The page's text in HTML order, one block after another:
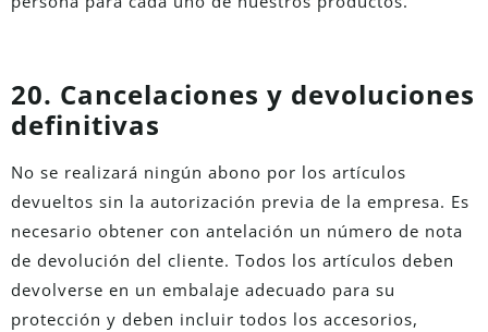
20. Cancelaciones y devoluciones
definitivas
No se realizará ningún abono por los artículos
devueltos sin la autorización previa de la empresa. Es
necesario obtener con antelación un número de nota
de devolución del cliente. Todos los artículos deben
devolverse en un embalaje adecuado para su
protección y deben incluir todos los accesorios,